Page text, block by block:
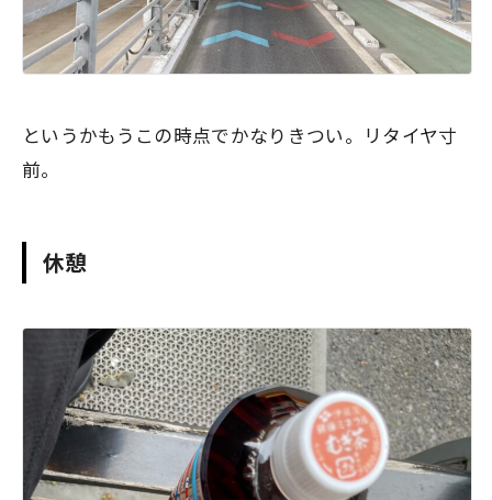
というかもうこの時点でかなりきつい。リタイヤ寸
前。
休憩